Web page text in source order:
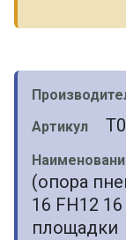
Артикул
(опора
16 FH12
площадки